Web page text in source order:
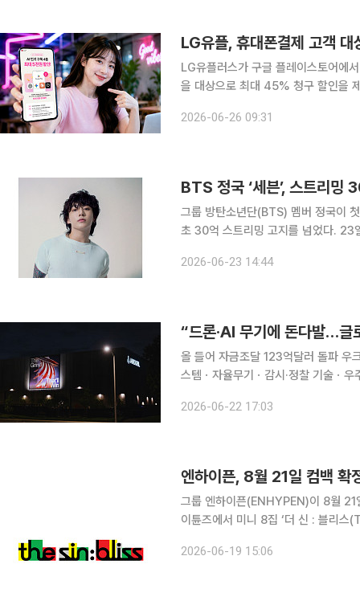
LG유플, 휴대폰결제 고객
LG유플러스가 구글 플레이스토어에
을 대상으로 최대 45% 청구 할인을 제공한다. LG유플러스는 이 같은 내용이
이 대상이다. 기간 내 구글 플레이
2026-06-26 09:31
BTS 정국 ‘세븐’, 스트리밍
그룹 방탄소년단(BTS) 멤버 정국이
초 30억 스트리밍 고지를 넘었다. 23일 소속사 빅히트 뮤직에 따르면 2023년 7월 공개된 ‘세븐
기준)를 돌파했다. 한국
2026-06-23 14:44
“드론·AI 무기에 돈다발…글
올 들어 자금조달 123억달러 돌파 우크라이나와 걸프 지역 전쟁의 영향으로 드론ㆍAI 기반 군사 시
스템ㆍ자율무기ㆍ감시·정찰 기술ㆍ
탕으로 집계한 자료에 따르면 글로벌
2026-06-22 17:03
엔하이픈, 8월 21일 컴백 확
그룹 엔하이픈(ENHYPEN)이 8월 21일 컴백을 확정했다. 19일
이튠즈에서 미니 8집 ‘더 신 : 블리
신 : 블리스’는 1월 엔하
2026-06-19 15:06